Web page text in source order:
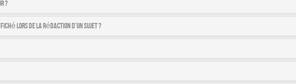
?
lors de la rédaction d’un sujet ?